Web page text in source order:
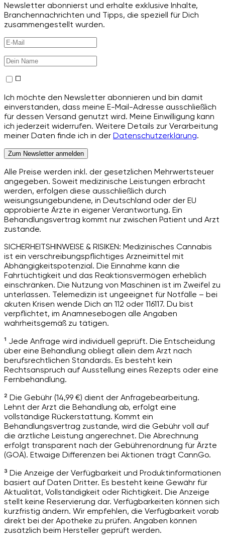
Newsletter abonnierst und erhalte exklusive Inhalte,
Branchennachrichten und Tipps, die speziell für Dich
zusammengestellt wurden.
Ich möchte den Newsletter abonnieren und bin damit
einverstanden, dass meine E-Mail-Adresse ausschließlich
für dessen Versand genutzt wird. Meine Einwilligung kann
ich jederzeit widerrufen. Weitere Details zur Verarbeitung
meiner Daten finde ich in der Datenschutzerklärung.
Zum Newsletter anmelden
Alle Preise werden inkl. der gesetzlichen Mehrwertsteuer
angegeben. Soweit medizinische Leistungen erbracht
werden, erfolgen diese ausschließlich durch
weisungsungebundene, in Deutschland oder der EU
approbierte Ärzte in eigener Verantwortung. Ein
Behandlungsvertrag kommt nur zwischen Patient und Arzt
zustande.
SICHERHEITSHINWEISE & RISIKEN: Medizinisches Cannabis
ist ein verschreibungspflichtiges Arzneimittel mit
Abhängigkeitspotenzial. Die Einnahme kann die
Fahrtüchtigkeit und das Reaktionsvermögen erheblich
einschränken. Die Nutzung von Maschinen ist im Zweifel zu
unterlassen. Telemedizin ist ungeeignet für Notfälle – bei
akuten Krisen wende Dich an 112 oder 116117. Du bist
verpflichtet, im Anamnesebogen alle Angaben
wahrheitsgemäß zu tätigen.
¹ Jede Anfrage wird individuell geprüft. Die Entscheidung
über eine Behandlung obliegt allein dem Arzt nach
berufsrechtlichen Standards. Es besteht kein
Rechtsanspruch auf Ausstellung eines Rezepts oder eine
Fernbehandlung.
² Die Gebühr (14,99 €) dient der Anfragebearbeitung.
Lehnt der Arzt die Behandlung ab, erfolgt eine
vollständige Rückerstattung. Kommt ein
Behandlungsvertrag zustande, wird die Gebühr voll auf
die ärztliche Leistung angerechnet. Die Abrechnung
erfolgt transparent nach der Gebührenordnung für Ärzte
(GOÄ). Etwaige Differenzen bei Aktionen trägt CannGo.
³ Die Anzeige der Verfügbarkeit und Produktinformationen
basiert auf Daten Dritter. Es besteht keine Gewähr für
Aktualität, Vollständigkeit oder Richtigkeit. Die Anzeige
stellt keine Reservierung dar. Verfügbarkeiten können sich
kurzfristig ändern. Wir empfehlen, die Verfügbarkeit vorab
direkt bei der Apotheke zu prüfen. Angaben können
zusätzlich beim Hersteller geprüft werden.